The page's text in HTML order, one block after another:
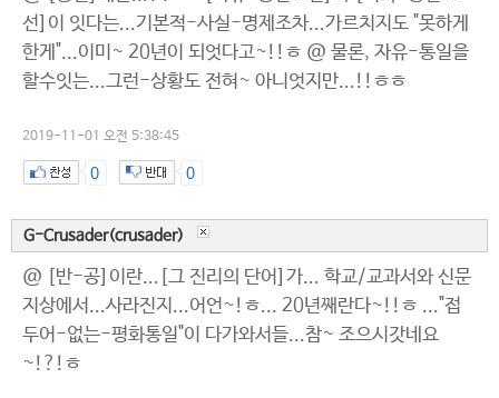
선]이 잇다는...기본적-사실-명제조차...가르치지도 "못하게
한게"...이미~ 20년이 되엇다고~!!ㅎ @ 물론, 자유-통일을
할수잇는...그런-상황도 전혀~ 아니엇지만...!!ㅎㅎ
2019-11-01 오전 5:38:45
0 0
G-Crusader(crusader)
@ [반-공]이란...[그 진리의 단어]가... 학교/교과서와 신문
지상에서...사라진지...어언~!ㅎ... 20년째란다~!!ㅎ ..."접
두어-없는-평화통일"이 다가와서들...참~ 조으시갓네요
~!?!ㅎ